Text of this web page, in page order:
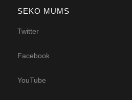
SEKO MUMS
Twitter
Facebook
YouTube